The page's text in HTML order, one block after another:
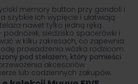
memory button przy gondoli i
szybkie ich wypięcie i ułatwiają
nawet tylko jedną ręką.
podnóżek, siedzisko spacerówki i
w kilku zakresach, co zapewnia
prowadzenia wózka rodzicom.
pod stelażem, który pomieści
akcesoriów
lub codziennych zakupów.